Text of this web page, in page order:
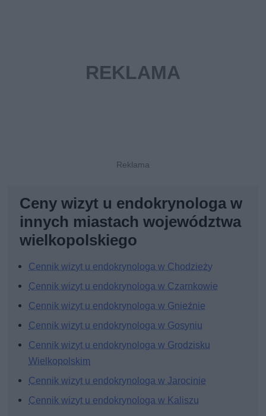
Ceny wizyt u endokrynologa w
innych miastach województwa
wielkopolskiego
Cennik wizyt u endokrynologa w Chodzieży
Cennik wizyt u endokrynologa w Czarnkowie
Cennik wizyt u endokrynologa w Gnieźnie
Cennik wizyt u endokrynologa w Gosyniu
Cennik wizyt u endokrynologa w Grodzisku
Wielkopolskim
Cennik wizyt u endokrynologa w Jarocinie
Cennik wizyt u endokrynologa w Kaliszu